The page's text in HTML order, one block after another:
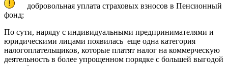
добровольная уплата страховых взносов в Пенсионный
фонд;
По сути, наряду с индивидуальными предпринимателями и
юридическими лицами появилась еще одна категория
налогоплательщиков, которые платят налог на коммерческую
деятельность в более упрощенном порядке с большей выгодой